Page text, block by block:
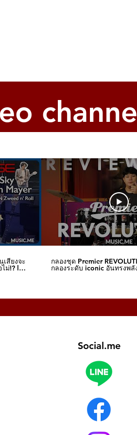
เสียงจะ
ม่!? l
กลองชุด Premier
กลองระดับ iconic อันทรงพลั
Social.me